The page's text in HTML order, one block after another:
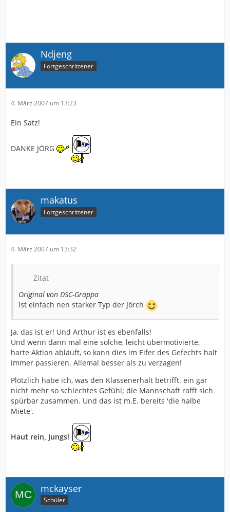
Ndjeng
Fortgeschrittener
4. März 2007 um 13:23
Ein Satz!
DANKE JÖRG
makatus
Fortgeschrittener
4. März 2007 um 13:32
Zitat
Original von DSC-Grappa
Ist einfach nen starker Typ der Jörch
Ja, das ist er! Und Arthur ist es ebenfalls!
Und wenn dann mal eine solche, leicht übermotivierte,
harte Aktion abläuft, so kann dies im Eifer des Gefechts halt
immer passieren. Allemal besser als zu verzagen!
Plötzlich habe ich, was den Klassenerhalt betrifft. ein gar
nicht mehr so schlechtes Gefühl; die Mannschaft rafft sich
spürbar zusammen. Und das ist m.E. bereits 'die halbe
Miete'.
Haut rein, Jungs!
mckayser
Schüler